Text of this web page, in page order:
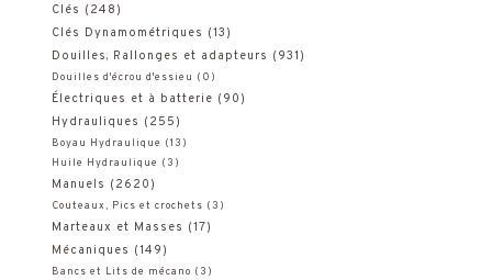
Clés (248)
Clés Dynamométriques (13)
Douilles, Rallonges et adapteurs (931)
Douilles d'écrou d'essieu (0)
Électriques et à batterie (90)
Hydrauliques (255)
Boyau Hydraulique (13)
Huile Hydraulique (3)
Manuels (2620)
Couteaux, Pics et crochets (3)
Marteaux et Masses (17)
Mécaniques (149)
Bancs et Lits de mécano (3)